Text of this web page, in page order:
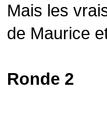
Mais les
de Maurice
Ronde 2